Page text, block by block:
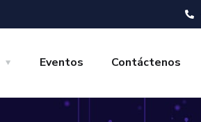
Eventos Contáctenos